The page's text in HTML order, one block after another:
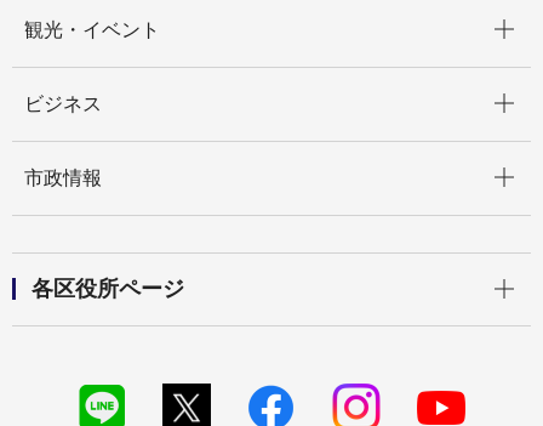
観光・イベント
ビジネス
市政情報
各区役所ページ